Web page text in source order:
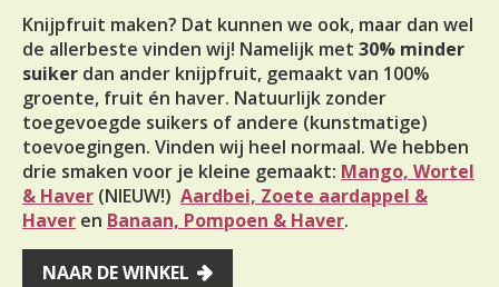
Knijpfruit maken? Dat kunnen we ook, maar dan wel
de allerbeste vinden wij! Namelijk met 30% minder
suiker dan ander knijpfruit, gemaakt van 100%
groente, fruit én haver. Natuurlijk zonder
toegevoegde suikers of andere (kunstmatige)
toevoegingen. Vinden wij heel normaal. We hebben
drie smaken voor je kleine gemaakt: Mango, Wortel
& Haver (NIEUW!) Aardbei, Zoete aardappel &
Haver en Banaan, Pompoen & Haver.
NAAR DE WINKEL